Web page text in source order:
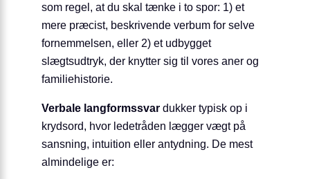
som regel, at du skal tænke i to spor: 1) et
mere præcist, beskrivende verbum for selve
fornemmelsen, eller 2) et udbygget
slægtsudtryk, der knytter sig til vores aner og
familiehistorie.
Verbale langformssvar dukker typisk op i
krydsord, hvor ledetråden lægger vægt på
sansning, intuition eller antydning. De mest
almindelige er: